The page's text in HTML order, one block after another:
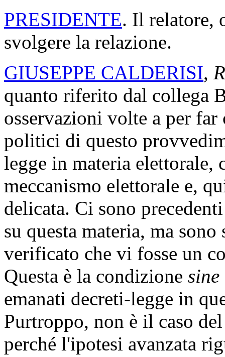
PRESIDENTE. Il relatore,
svolgere la relazione.
GIUSEPPE CALDERISI,
quanto riferito dal collega
osservazioni volte a per
politici di questo
legge in materia elettorale,
meccanismo elettorale e,
delicata. Ci sono
su questa materia, ma
verificato che vi fosse un
Questa è la condizione
emanati decreti-legge in
Purtroppo, non è il caso
perché l'ipotesi avanzata